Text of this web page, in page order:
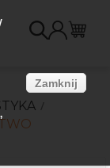
Zamknij